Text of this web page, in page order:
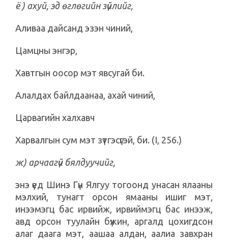
ё ) ахуй, эд өглөгийн зүйлийг,
Аливаа дайсанд эзэн чиний,
Цамцны энгэр,
Хавтгын оосор мэт явсугай би.
Алалдах байлдаанаа, ахай чиний,
Царвагийн халхавч
Харвалгын сум мэт зүтгэсүгэй, би. (I, 256.)
ж) арчаагүй бялдуучийг,
энэ үед Шинэ Гүн Ялгуу тогоонд унасан ялааны
мэлхий, тунагт орсон ямааны ишиг мэт,
инээмэгц бас ирвийж, ирвиймэгц бас инээж,
авд орсон туулайн бүжин, аргалд цохигдсон
алаг даага мэт, аашаа алдан, аалиа завхран